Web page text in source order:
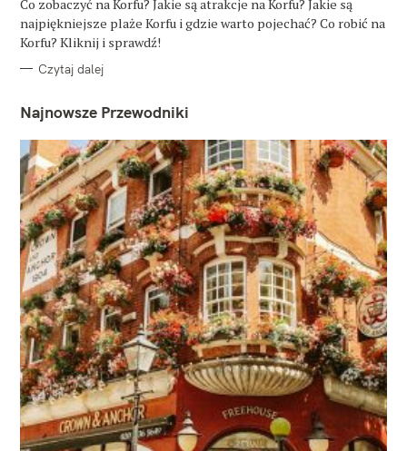
R
I
Co zobaczyć na Korfu? Jakie są atrakcje na Korfu? Jakie są
najpiękniejsze plaże Korfu i gdzie warto pojechać? Co robić na
Korfu? Kliknij i sprawdź!
Czytaj dalej
Najnowsze Przewodniki